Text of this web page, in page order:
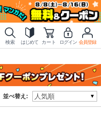
検索 はじめて カート ログイン 会員登録
並べ替え: